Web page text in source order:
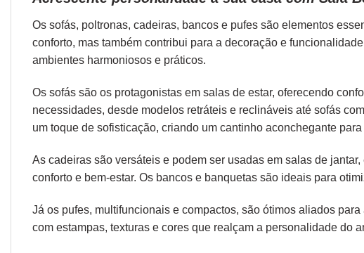
Os sofás, poltronas, cadeiras, bancos e pufes são elementos
conforto, mas também contribui para a decoração e
ambientes harmoniosos e práticos.
Os sofás são os protagonistas em salas de estar, oferecendo
necessidades, desde modelos retráteis e reclináveis até sofás
um toque de sofisticação, criando um cantinho aconchegante
As cadeiras são versáteis e podem ser usadas em salas de
conforto e bem-estar. Os bancos e banquetas são ideais para
Já os pufes, multifuncionais e compactos, são ótimos aliados
com estampas, texturas e cores que realçam a personalidade do